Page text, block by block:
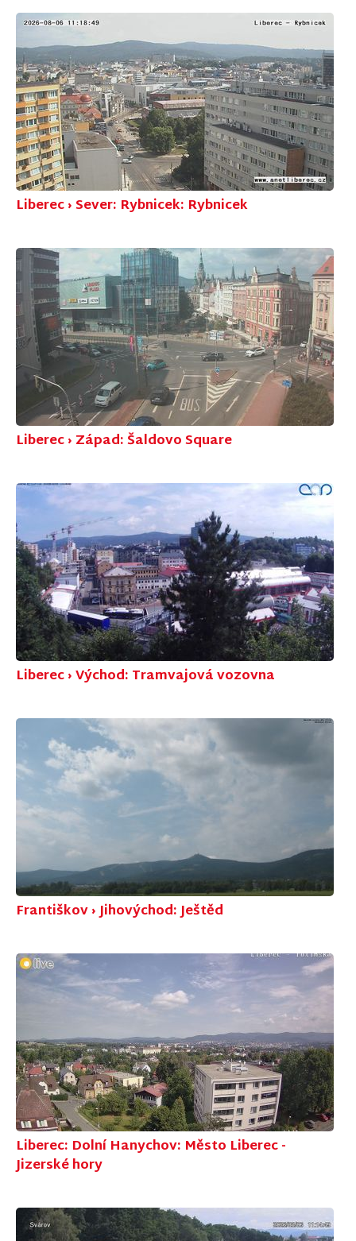
Liberec › Sever: Rybnicek: Rybnicek
Liberec › Západ: Šaldovo Square
Liberec › Východ: Tramvajová vozovna
Františkov › Jihovýchod: Ještěd
Liberec: Dolní Hanychov: Město Liberec -
Jizerské hory